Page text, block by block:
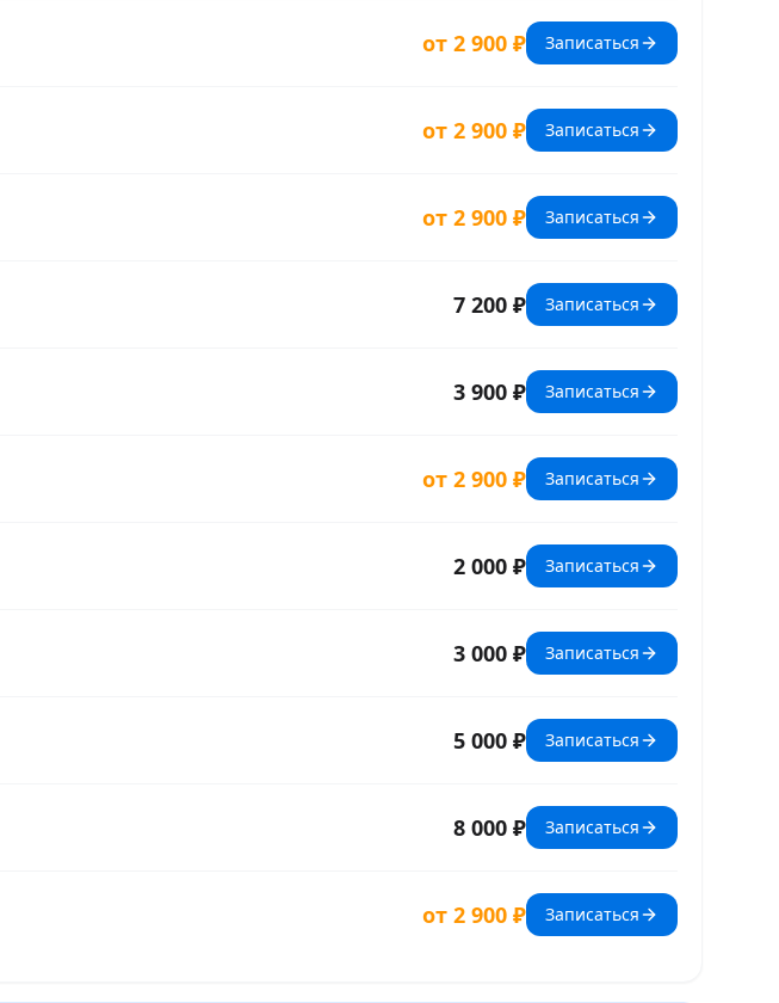
от 2 900 ₽ Записаться
от 2 900 ₽ Записаться
от 2 900 ₽ Записаться
7 200 ₽ Записаться
3 900 ₽ Записаться
от 2 900 ₽ Записаться
2 000 ₽ Записаться
3 000 ₽ Записаться
5 000 ₽ Записаться
8 000 ₽ Записаться
от 2 900 ₽ Записаться